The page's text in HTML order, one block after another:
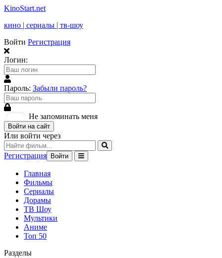
KinoStart.net
кино | сериалы | тв-шоу
Войти Регистрация
Логин:
Пароль: Забыли пароль?
Не запоминать меня
Войти на сайт
Или войти через
Регистрация Войти
Главная
Фильмы
Сериалы
Дорамы
ТВ Шоу
Мультики
Аниме
Топ 50
Разделы